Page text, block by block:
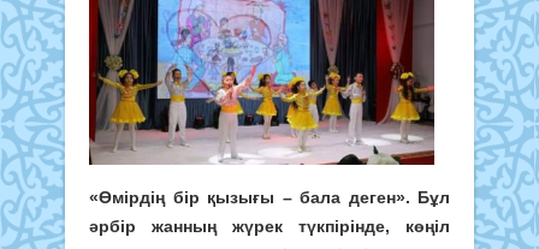
«Өмірдің бір қызығы – бала деген». Бұл
әрбір жанның жүрек түкпірінде, көңіл